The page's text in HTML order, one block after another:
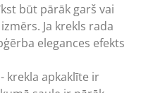
būt pārāk garš vai
Ja krekls rada
elegances efekts
krekla apkaklīte ir